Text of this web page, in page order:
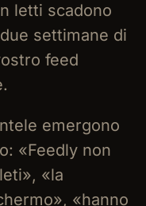
letti scadono
settimane di
feed
emergono
«Feedly non
«la
«hanno